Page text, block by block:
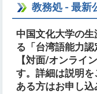
教務処 - 最新
中国文化大学の
る「台湾語能力認
【対面/オンライ
す。詳細は説明
ある方はお申し